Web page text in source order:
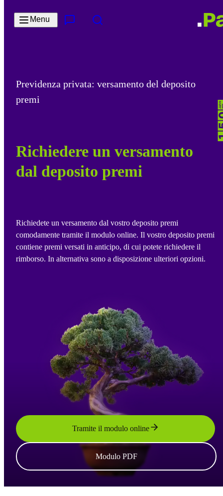
Menu
Previdenza privata: versamento del deposito
premi
Richiedere un versamento
dal deposito premi
Richiedete un versamento dal vostro deposito premi
comodamente tramite il modulo online. Il vostro deposito premi
contiene premi versati in anticipo, di cui potete richiedere il
rimborso. In alternativa sono a disposizione ulteriori opzioni.
Tramite il modulo online
Modulo PDF